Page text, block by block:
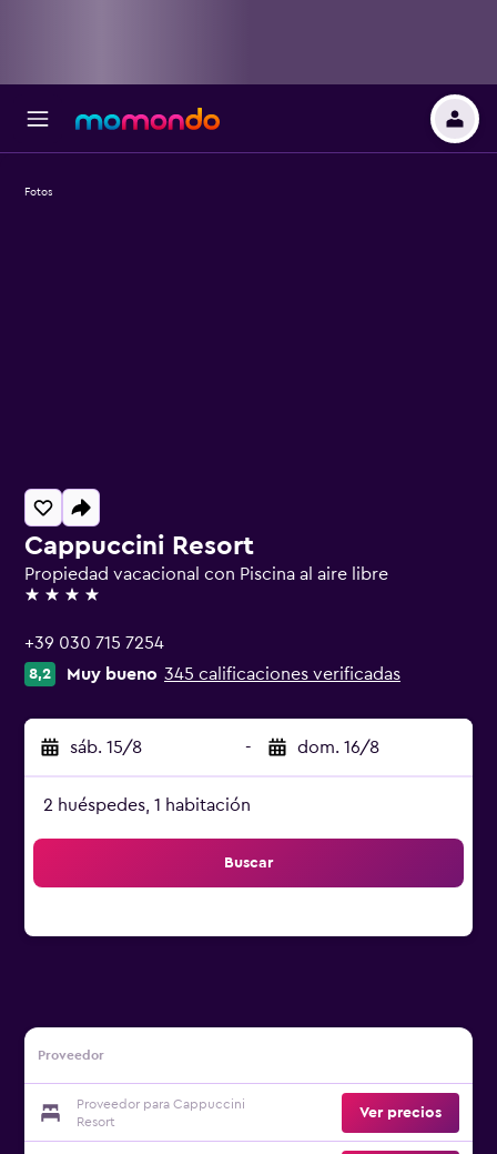
Cappuccini Resort
Propiedad vacacional con Piscina al aire libre
4 estrellas
+39 030 715 7254
8,2 Muy bueno 345 calificaciones verificadas
sáb. 15/8 - dom. 16/8
2 huéspedes, 1 habitación
Buscar
Proveedor
Proveedor para Cappuccini
Resort
Ver precios
Fotos